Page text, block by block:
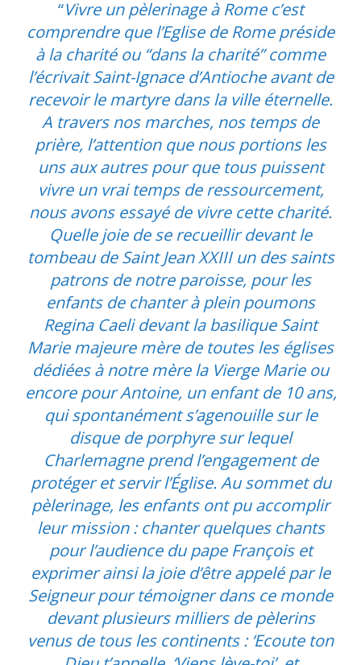
“Vivre un pèlerinage à Rome c’est
comprendre que l’Eglise de Rome préside
à la charité ou “dans la charité” comme
l’écrivait Saint-Ignace d’Antioche avant de
recevoir le martyre dans la ville éternelle.
A travers nos marches, nos temps de
prière, l’attention que nous portions les
uns aux autres pour que tous puissent
vivre un vrai temps de ressourcement,
nous avons essayé de vivre cette charité.
Quelle joie de se recueillir devant le
tombeau de Saint Jean XXIII un des saints
patrons de notre paroisse, pour les
enfants de chanter à plein poumons
Regina Caeli devant la basilique Saint
Marie majeure mère de toutes les églises
dédiées à notre mère la Vierge Marie ou
encore pour Antoine, un enfant de 10 ans,
qui spontanément s’agenouille sur le
disque de porphyre sur lequel
Charlemagne prend l’engagement de
protéger et servir l’Église. Au sommet du
pèlerinage, les enfants ont pu accomplir
leur mission : chanter quelques chants
pour l’audience du pape François et
exprimer ainsi la joie d’être appelé par le
Seigneur pour témoigner dans ce monde
devant plusieurs milliers de pèlerins
venus de tous les continents : ‘Ecoute ton